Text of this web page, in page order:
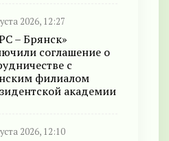
2026, 12:27
– Брянск»
соглашение о
с
филиалом
академии
2026, 12:10